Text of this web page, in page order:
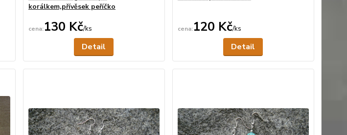
korálkem,přívěsek peříčko
130 Kč/ks
Detail
120 Kč/ks
Detail